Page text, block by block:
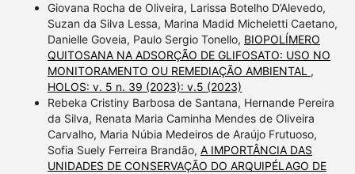
Giovana Rocha de Oliveira, Larissa Botelho D’Alevedo,
Suzan da Silva Lessa, Marina Madid Micheletti Caetano,
Danielle Goveia, Paulo Sergio Tonello, BIOPOLÍMERO
QUITOSANA NA ADSORÇÃO DE GLIFOSATO: USO NO
MONITORAMENTO OU REMEDIAÇÃO AMBIENTAL ,
HOLOS: v. 5 n. 39 (2023): v.5 (2023)
Rebeka Cristiny Barbosa de Santana, Hernande Pereira
da Silva, Renata Maria Caminha Mendes de Oliveira
Carvalho, Maria Núbia Medeiros de Araújo Frutuoso,
Sofia Suely Ferreira Brandão, A IMPORTÂNCIA DAS
UNIDADES DE CONSERVAÇÃO DO ARQUIPÉLAGO DE